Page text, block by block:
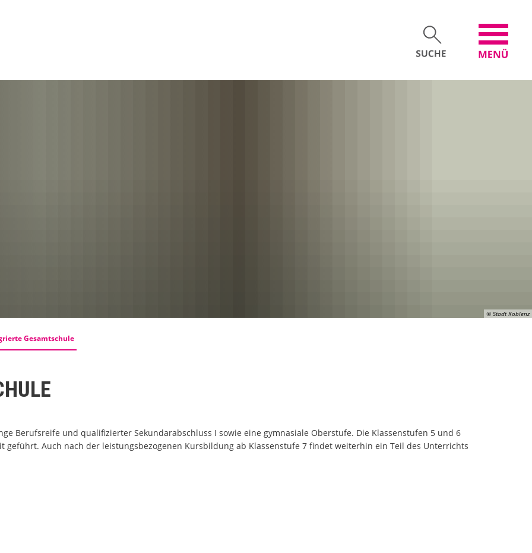
© Stadt Koblenz
Gesamtschule
Berufsreife und qualifizierter Sekundarabschluss I sowie eine gymnasiale Oberstufe. Die Klassenstufen 5 und 6
geführt. Auch nach der leistungsbezogenen Kursbildung ab Klassenstufe 7 findet weiterhin ein Teil des Unterrichts